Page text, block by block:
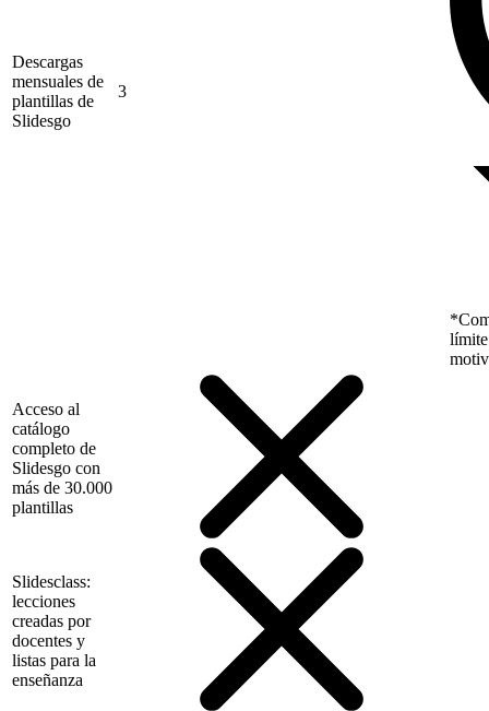
Descargas
mensuales de
plantillas de
Slidesgo
3
límite
Acceso al
catálogo
completo de
Slidesgo con
más de 30.000
plantillas
Slidesclass:
lecciones
creadas por
docentes y
listas para la
enseñanza